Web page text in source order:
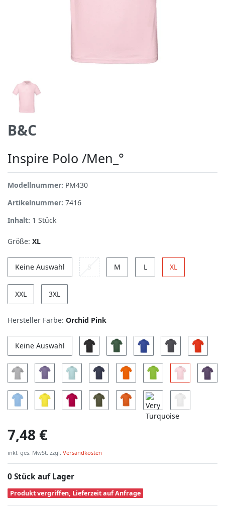
B&C
Inspire Polo /Men_°
Modellnummer: PM430
Artikelnummer: 7416
Inhalt: 1 Stück
Größe: XL
Keine Auswahl S M L XL
XXL 3XL
Hersteller Farbe: Orchid Pink
Keine Auswahl
7,48 €
inkl. ges. MwSt. zzgl. Versandkosten
0 Stück auf Lager
Produkt vergriffen, Lieferzeit auf Anfrage